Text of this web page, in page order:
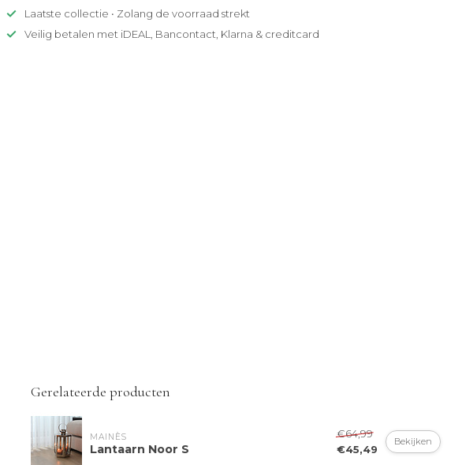
Laatste collectie • Zolang de voorraad strekt
Veilig betalen met iDEAL, Bancontact, Klarna & creditcard
Gerelateerde producten
MAINÈS
Lantaarn Noor S
€64,99
€45,49
Bekijken